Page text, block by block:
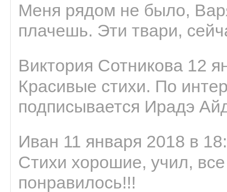
Меня рядом не было,
плачешь. Эти твари,
Виктория Сотникова 12
Красивые стихи. По
подписывается Ирадэ
Иван 11 января 2018 в
Стихи хорошие, учил,
понравилось!!!